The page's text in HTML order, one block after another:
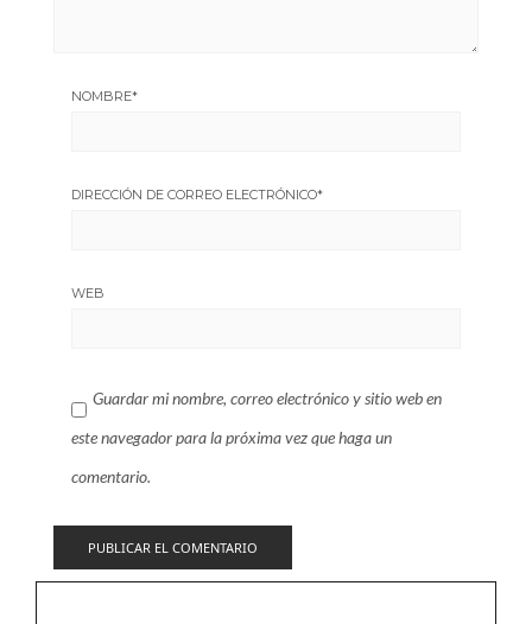
NOMBRE*
DIRECCIÓN DE CORREO ELECTRÓNICO*
WEB
Guardar mi nombre, correo electrónico y sitio web en
este navegador para la próxima vez que haga un
comentario.